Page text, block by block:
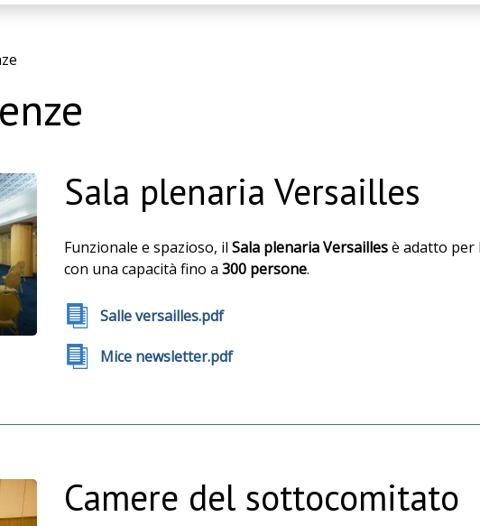
Sala plenaria Versailles
Funzionale e spazioso, il Sala plenaria Versaillesè adatto per
con una capacità fino a 300 persone.
Salle versailles.pdf
Mice newsletter.pdf
Camere del sottocomitato